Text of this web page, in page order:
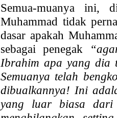
Semua-muanya ini,
Muhammad tidak
dasar apakah
sebagai penegak
Ibrahim apa yang dia
Semuanya telah
dibualkannya! Ini
yang luar biasa dari